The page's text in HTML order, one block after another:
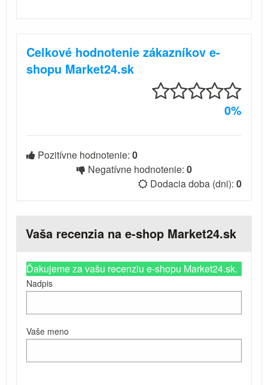
Celkové hodnotenie zákazníkov e-
shopu Market24.sk
0%
Pozitívne hodnotenie: 0
Negatívne hodnotenie: 0
Dodacia doba (dni): 0
Vaša recenzia na e-shop Market24.sk
Ďakujeme za vašu recenziu e-shopu Market24.sk.
Nadpis
Vaše meno